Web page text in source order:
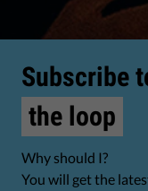
Subscribe
the loop
Why should I?
You will get the